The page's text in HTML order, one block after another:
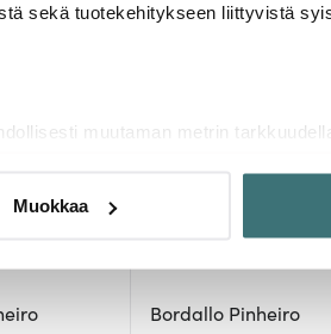
sekä tuotekehitykseen liittyvistä
muutaman metrin tarkkuudella
median, mainosalan ja
Muokkaa
Bordallo Pinheiro